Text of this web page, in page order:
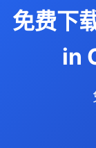
免费下
in